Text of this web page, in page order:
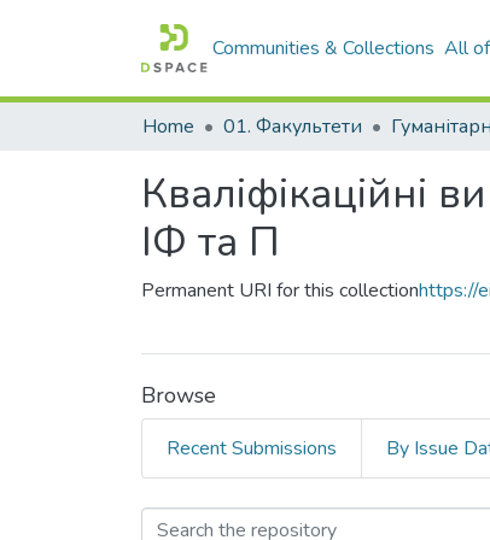
Communities & Collections All
Home 01. Факультети
Кваліфікаційні
ІФ та П
Permanent URI for this collectionhttps://
Browse
Recent Submissions By Issue